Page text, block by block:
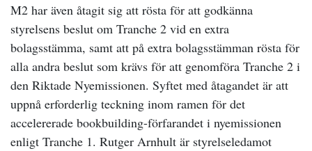
M2 har även åtagit sig att rösta för att godkänna
styrelsens beslut om Tranche 2 vid en extra
bolagsstämma, samt att på extra bolagsstämman rösta för
alla andra beslut som krävs för att genomföra Tranche 2 i
den Riktade Nyemissionen. Syftet med åtagandet är att
uppnå erforderlig teckning inom ramen för det
accelererade bookbuilding-förfarandet i nyemissionen
enligt Tranche 1. Rutger Arnhult är styrelseledamot